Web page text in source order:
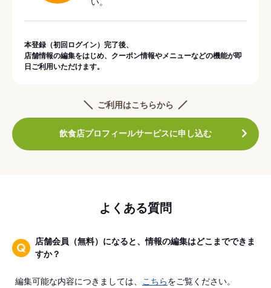
本登録（初回ログイン）完了後、
店舗情報の編集をはじめ、クーポン情報やメニューなどの機能が即
日ご利用いただけます。
ご利用はこちらから
飲食店プロフィールサービスに申し込む
よくある質問
店舗会員（無料）になると、情報の編集はどこまでできま
すか？
編集可能な内容につきましては、 こちらをご覧ください。